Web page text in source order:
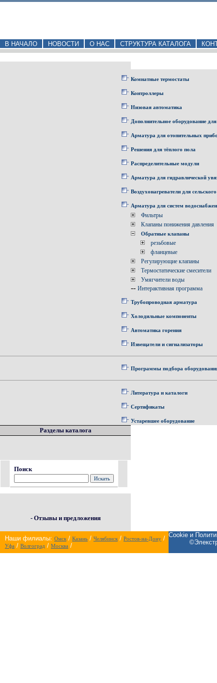
В НАЧАЛО НОВОСТИ О НАС СТРУКТУРА КАТАЛОГА
Комнатные термостаты
Контроллеры
Низовая автоматика
Дополнительное оборудование
Арматура для отопительных
Решения для тёплого пола
Распределительные модули
Арматура для гидравлической
Воздухонагреватели для
Арматура для систем
Фильтры
Клапаны понижения давления
Обратные клапаны
резьбовые
фланцевые
Регулирующие клапаны
Термостатические смесители
Умягчители воды
-- Интерактивная программа
Трубопроводная арматура
Холодильные компоненты
Автоматика горения
Извещатели и сигнализаторы
Программы подбора
Литература и каталоги
Сертификаты
Устаревшее оборудование
Разделы каталога
Поиск
- Отзывы и предложения
Наши филиалы: Омск/ Казань / Челябинск/ Ростов-на-Дону /
Уфа / Волгоград / Москва /
Cookie и